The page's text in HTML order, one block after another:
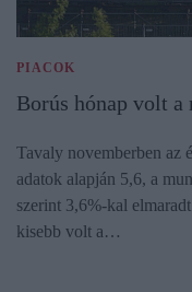
PIACOK
Borús hónap volt a
Tavaly novemberben az
adatok alapján 5,6, a
szerint 3,6%-kal
kisebb volt a…